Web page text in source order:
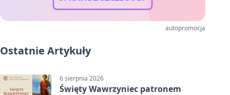
autopromocja
Ostatnie Artykuły
6 sierpnia 2026
Święty Wawrzyniec patronem